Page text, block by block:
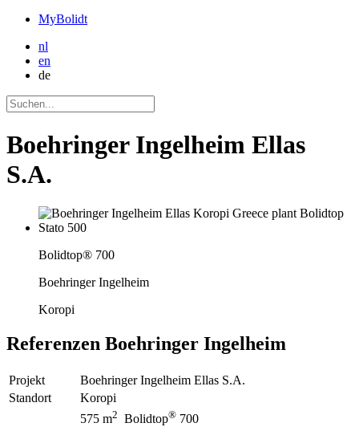
MyBolidt
nl
en
de
Boehringer Ingelheim Ellas
S.A.
Bolidtop® 700
Boehringer Ingelheim
Koropi
Referenzen Boehringer Ingelheim
Projekt
Boehringer Ingelheim Ellas S.A.
Standort
Koropi
575 m2 Bolidtop® 700